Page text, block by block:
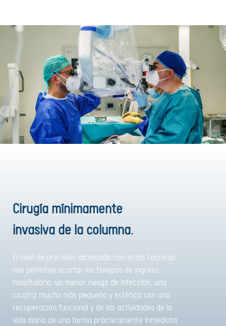
Cirugía mínimamente
invasiva de la columna.
El nivel de precisión alcanzado con estas técnicas
nos permiten acortar los tiempos de ingreso
hospitalario, un menor riesgo de infección, una
cicatriz mucho más pequeña y estética con una
recuperación funcional y de las actividades de la
vida diaria de una forma prácticamente inmediata.